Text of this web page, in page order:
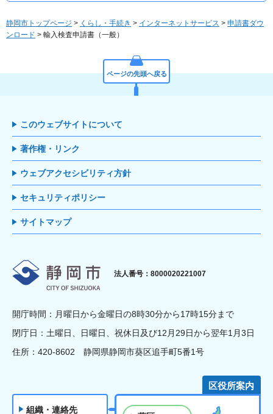
静岡市トップページ > くらし・手続き > インターネットサービス > 申請書ダウ
ンロード > 輸入検査申請書（一般）
ページの先頭へ戻る
このウェブサイトについて
著作権・リンク
ウェブアクセシビリティ方針
セキュリティポリシー
サイトマップ
静岡市
法人番号：8000020221007
開庁時間：月曜日から金曜日の8時30分から17時15分まで
閉庁日：土曜日、日曜日、祝休日及び12月29日から翌年1月3日
住所：420-8602 静岡県静岡市葵区追手町5番1号
組織・連絡先
区役所案内